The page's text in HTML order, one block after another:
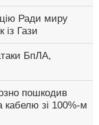
Ради миру
із Гази
БпЛА,
пошкодив
кабелю зі 100%-м